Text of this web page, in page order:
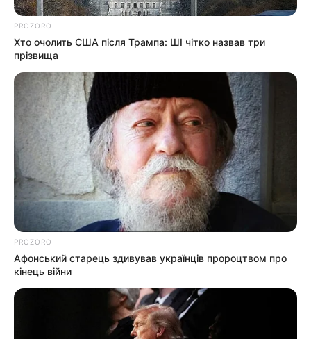
PROZORO
Хто очолить США після Трампа: ШІ чітко назвав три
прізвища
PROZORO
Афонський старець здивував українців пророцтвом про
кінець війни